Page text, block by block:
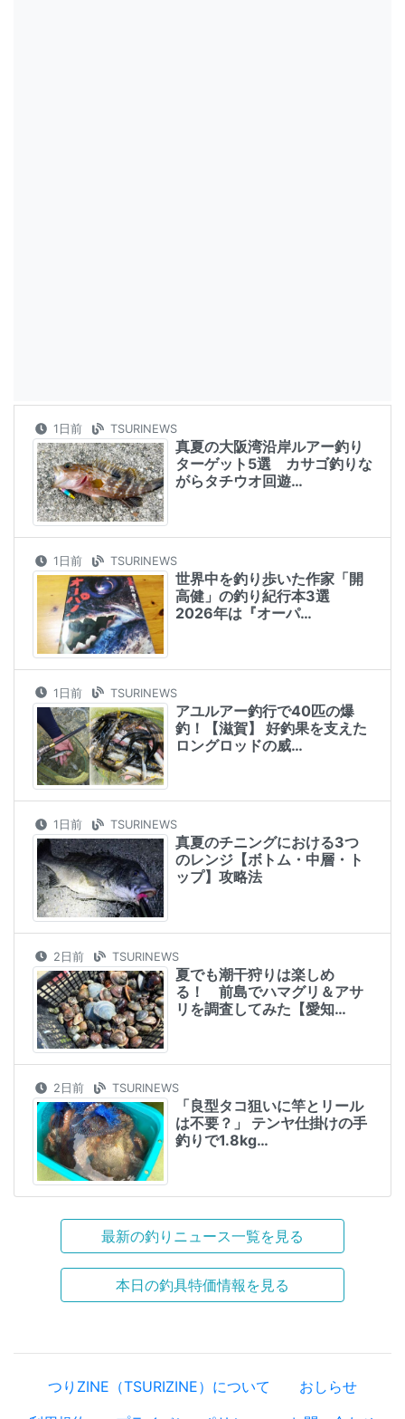
1日前 TSURINEWS
真夏の大阪湾沿岸ルアー釣り
ターゲット5選 カサゴ釣りな
がらタチウオ回遊…
1日前 TSURINEWS
世界中を釣り歩いた作家「開
高健」の釣り紀行本3選
2026年は『オーパ…
1日前 TSURINEWS
アユルアー釣行で40匹の爆
釣！【滋賀】 好釣果を支えた
ロングロッドの威…
1日前 TSURINEWS
真夏のチニングにおける3つ
のレンジ【ボトム・中層・ト
ップ】攻略法
2日前 TSURINEWS
夏でも潮干狩りは楽しめ
る！ 前島でハマグリ＆アサ
リを調査してみた【愛知…
2日前 TSURINEWS
「良型タコ狙いに竿とリール
は不要？」 テンヤ仕掛けの手
釣りで1.8kg…
最新の釣りニュース一覧を見る
本日の釣具特価情報を見る
つりZINE（TSURIZINE）について
おしらせ